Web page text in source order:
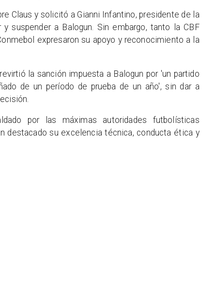
Claus y solicitó a Gianni Infantino, presidente de la
suspender a Balogun. Sin embargo, tanto la CBF
expresaron su apoyo y reconocimiento a la
la sanción impuesta a Balogun por 'un partido
de un período de prueba de un año', sin dar a
por las máximas autoridades futbolísticas
destacado su excelencia técnica, conducta ética y